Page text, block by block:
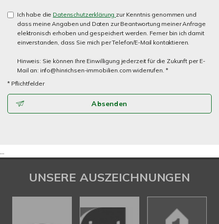
Ich habe die Datenschutzerklärung zur Kenntnis genommen und
dass meine Angaben und Daten zur Beantwortung meiner Anfrage
elektronisch erhoben und gespeichert werden. Ferner bin ich damit
einverstanden, dass Sie mich per Telefon/E-Mail kontaktieren.
Hinweis: Sie können Ihre Einwilligung jederzeit für die Zukunft per E-
Mail an: info@hinrichsen-immobilien.com widerrufen. *
* Pflichtfelder
Absenden
...
UNSERE AUSZEICHNUNGEN